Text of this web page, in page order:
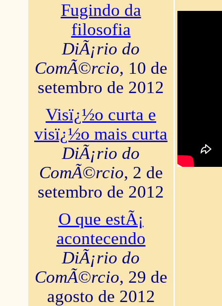
Fugindo da
filosofia
DiÃ¡rio do
ComÃ©rcio, 10 de
setembro de 2012
Visï¿½o curta e
visï¿½o mais curta
DiÃ¡rio do
ComÃ©rcio, 2 de
setembro de 2012
O que estÃ¡
acontecendo
DiÃ¡rio do
ComÃ©rcio, 29 de
agosto de 2012